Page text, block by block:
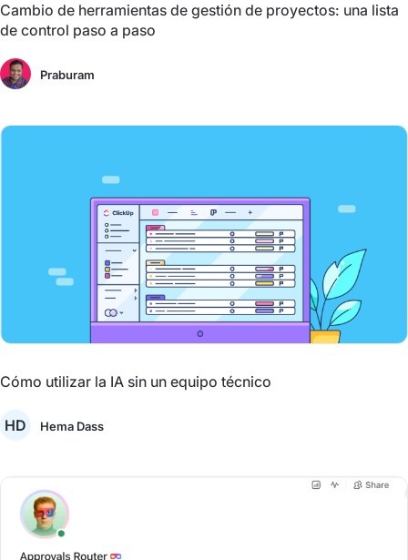
Cambio de herramientas de gestión de proyectos: una lista
de control paso a paso
Praburam
Cómo utilizar la IA sin un equipo técnico
HD Hema Dass